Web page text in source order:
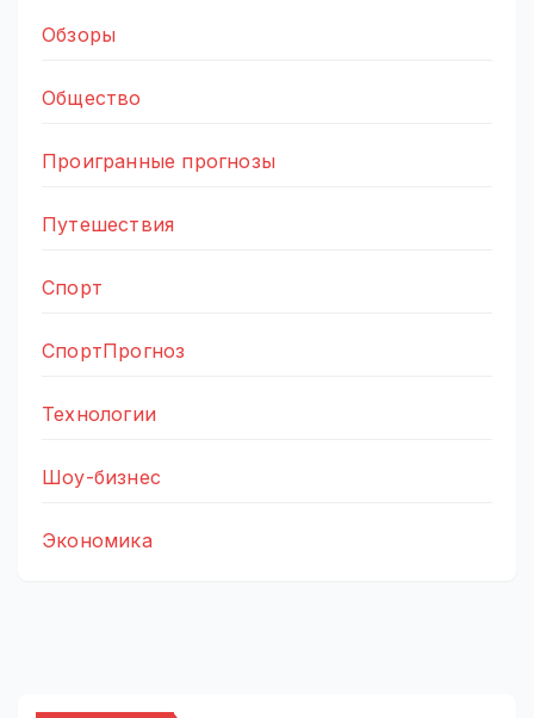
Обзоры
Общество
Проигранные прогнозы
Путешествия
Спорт
СпортПрогноз
Технологии
Шоу-бизнес
Экономика